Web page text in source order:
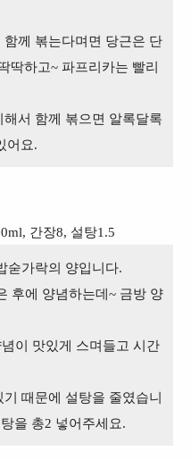
께 볶는다며면 당근은 단
딱하고~ 파프리카는 빨리
서 함께 볶으면 알록달록
어요.
간장8, 설탕1.5
숟가락의 양입니다.
후에 양념하는데~ 금방 양
이 맛있게 스며들고 시간
때문에 설탕을 줄였습니
을 총2 넣어주세요.